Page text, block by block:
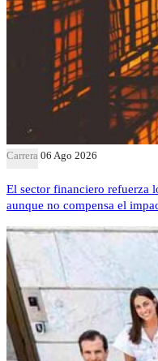
Carrera 06 Ago 2026
El sector financiero refuerza
aunque no compensa el